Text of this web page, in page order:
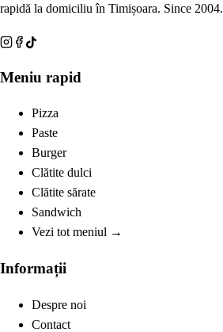
rapidă la domiciliu în Timișoara. Since 2004.
Meniu rapid
Pizza
Paste
Burger
Clătite dulci
Clătite sărate
Sandwich
Vezi tot meniul →
Informații
Despre noi
Contact